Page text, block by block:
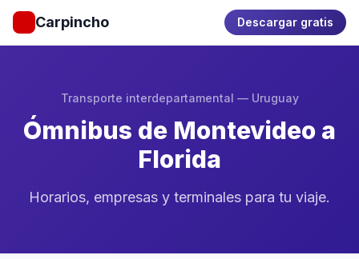
Carpincho Descargar gratis
Transporte interdepartamental — Uruguay
Ómnibus de Montevideo a
Florida
Horarios, empresas y terminales para tu viaje.